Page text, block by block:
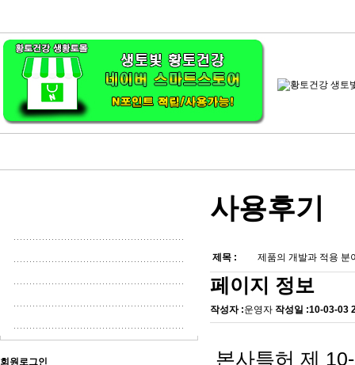
회원로그인
사용후기
제목 : 제품의 개발과 적용
페이지 정보
작성자 :운영자 작성일 :10-03-03
본사특허 제